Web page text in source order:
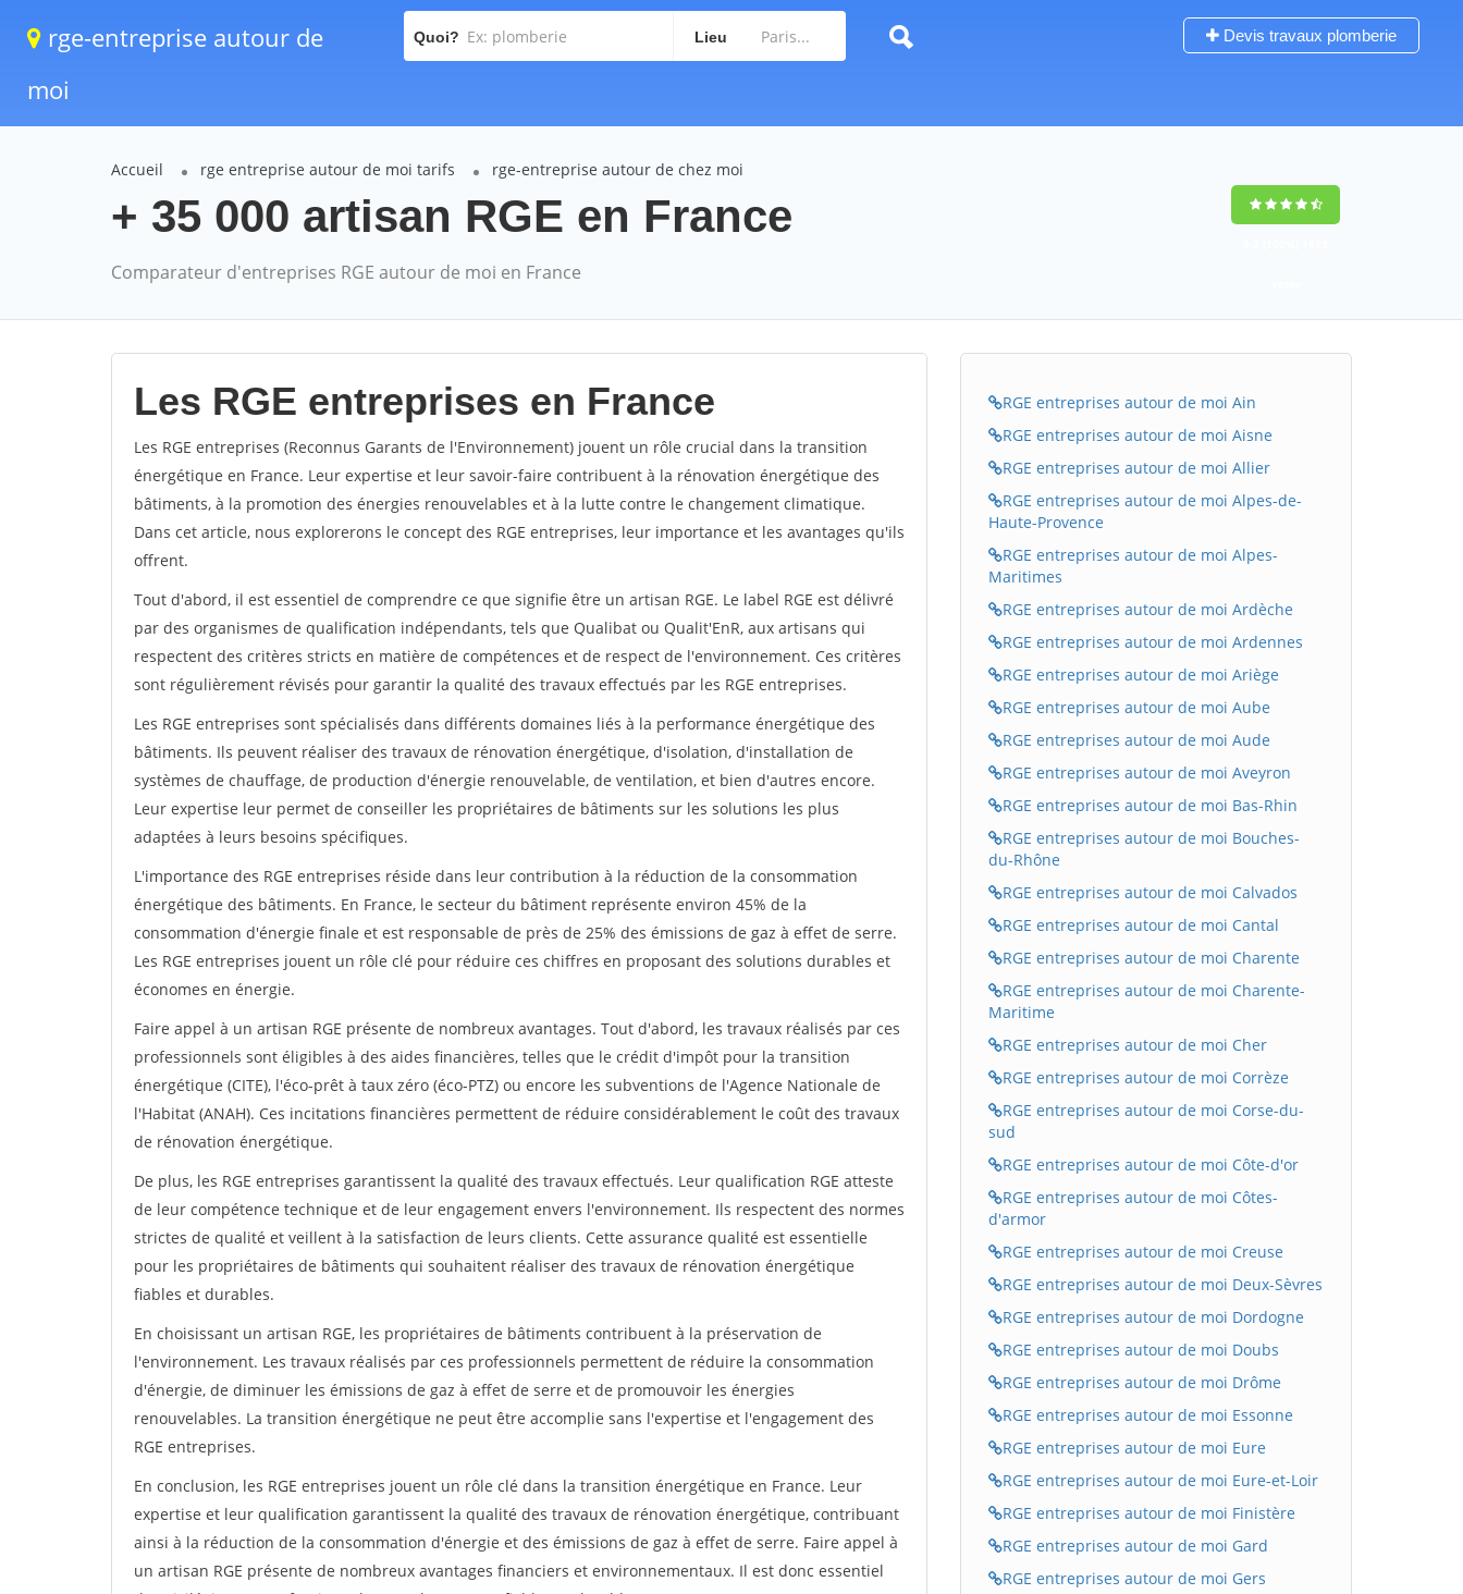
rge-entreprise autour de
moi
Quoi? Lieu Devis travaux plomberie
Accueil rge entreprise autour de moi tarifs rge-entreprise autour de chez moi
+ 35 000 artisan RGE en France
Comparateur d'entreprises RGE autour de moi en France
Les RGE entreprises en France
Les RGE entreprises (Reconnus Garants de l'Environnement) jouent un rôle crucial dans la transition
énergétique en France. Leur expertise et leur savoir-faire contribuent à la rénovation énergétique des
bâtiments, à la promotion des énergies renouvelables et à la lutte contre le changement climatique.
Dans cet article, nous explorerons le concept des RGE entreprises, leur importance et les avantages qu'ils
offrent.
Tout d'abord, il est essentiel de comprendre ce que signifie être un artisan RGE. Le label RGE est délivré
par des organismes de qualification indépendants, tels que Qualibat ou Qualit'EnR, aux artisans qui
respectent des critères stricts en matière de compétences et de respect de l'environnement. Ces critères
sont régulièrement révisés pour garantir la qualité des travaux effectués par les RGE entreprises.
Les RGE entreprises sont spécialisés dans différents domaines liés à la performance énergétique des
bâtiments. Ils peuvent réaliser des travaux de rénovation énergétique, d'isolation, d'installation de
systèmes de chauffage, de production d'énergie renouvelable, de ventilation, et bien d'autres encore.
Leur expertise leur permet de conseiller les propriétaires de bâtiments sur les solutions les plus
adaptées à leurs besoins spécifiques.
L'importance des RGE entreprises réside dans leur contribution à la réduction de la consommation
énergétique des bâtiments. En France, le secteur du bâtiment représente environ 45% de la
consommation d'énergie finale et est responsable de près de 25% des émissions de gaz à effet de serre.
Les RGE entreprises jouent un rôle clé pour réduire ces chiffres en proposant des solutions durables et
économes en énergie.
Faire appel à un artisan RGE présente de nombreux avantages. Tout d'abord, les travaux réalisés par ces
professionnels sont éligibles à des aides financières, telles que le crédit d'impôt pour la transition
énergétique (CITE), l'éco-prêt à taux zéro (éco-PTZ) ou encore les subventions de l'Agence Nationale de
l'Habitat (ANAH). Ces incitations financières permettent de réduire considérablement le coût des travaux
de rénovation énergétique.
De plus, les RGE entreprises garantissent la qualité des travaux effectués. Leur qualification RGE atteste
de leur compétence technique et de leur engagement envers l'environnement. Ils respectent des normes
strictes de qualité et veillent à la satisfaction de leurs clients. Cette assurance qualité est essentielle
pour les propriétaires de bâtiments qui souhaitent réaliser des travaux de rénovation énergétique
fiables et durables.
En choisissant un artisan RGE, les propriétaires de bâtiments contribuent à la préservation de
l'environnement. Les travaux réalisés par ces professionnels permettent de réduire la consommation
d'énergie, de diminuer les émissions de gaz à effet de serre et de promouvoir les énergies
renouvelables. La transition énergétique ne peut être accomplie sans l'expertise et l'engagement des
RGE entreprises.
En conclusion, les RGE entreprises jouent un rôle clé dans la transition énergétique en France. Leur
expertise et leur qualification garantissent la qualité des travaux de rénovation énergétique, contribuant
ainsi à la réduction de la consommation d'énergie et des émissions de gaz à effet de serre. Faire appel à
un artisan RGE présente de nombreux avantages financiers et environnementaux. Il est donc essentiel
RGE entreprises autour de moi Ain
RGE entreprises autour de moi Aisne
RGE entreprises autour de moi Allier
RGE entreprises autour de moi Alpes-de-
Haute-Provence
RGE entreprises autour de moi Alpes-
Maritimes
RGE entreprises autour de moi Ardèche
RGE entreprises autour de moi Ardennes
RGE entreprises autour de moi Ariège
RGE entreprises autour de moi Aube
RGE entreprises autour de moi Aude
RGE entreprises autour de moi Aveyron
RGE entreprises autour de moi Bas-Rhin
RGE entreprises autour de moi Bouches-
du-Rhône
RGE entreprises autour de moi Calvados
RGE entreprises autour de moi Cantal
RGE entreprises autour de moi Charente
RGE entreprises autour de moi Charente-
Maritime
RGE entreprises autour de moi Cher
RGE entreprises autour de moi Corrèze
RGE entreprises autour de moi Corse-du-
sud
RGE entreprises autour de moi Côte-d'or
RGE entreprises autour de moi Côtes-
d'armor
RGE entreprises autour de moi Creuse
RGE entreprises autour de moi Deux-Sèvres
RGE entreprises autour de moi Dordogne
RGE entreprises autour de moi Doubs
RGE entreprises autour de moi Drôme
RGE entreprises autour de moi Essonne
RGE entreprises autour de moi Eure
RGE entreprises autour de moi Eure-et-Loir
RGE entreprises autour de moi Finistère
RGE entreprises autour de moi Gard
RGE entreprises autour de moi Gers